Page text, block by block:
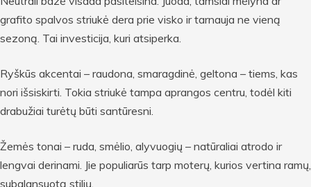
grafito spalvos striukė dera prie visko ir tarnauja ne vieną
sezoną. Tai investicija, kuri atsiperka.
Ryškūs akcentai – raudona, smaragdinė, geltona – tiems, kas
nori išsiskirti. Tokia striukė tampa aprangos centru, todėl kiti
drabužiai turėtų būti santūresni.
Žemės tonai – ruda, smėlio, alyvuogių – natūraliai atrodo ir
lengvai derinami. Jie populiarūs tarp moterų, kurios vertina ramų,
subalansuotą stilių.